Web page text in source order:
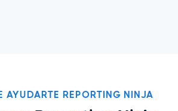
AYUDARTE REPORTING NINJA